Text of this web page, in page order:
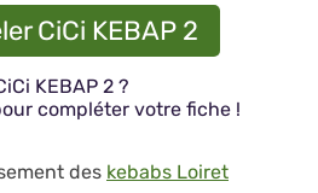
CiCi KEBAP 2
KEBAP 2 ?
compléter votre fiche !
des kebabs Loiret